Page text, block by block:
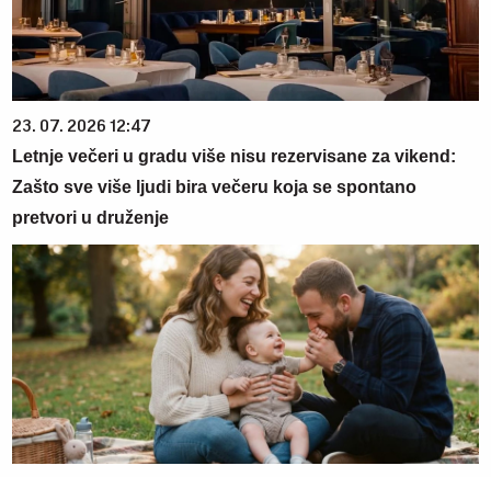
23. 07. 2026 12:47
Letnje večeri u gradu više nisu rezervisane za vikend:
Zašto sve više ljudi bira večeru koja se spontano
pretvori u druženje